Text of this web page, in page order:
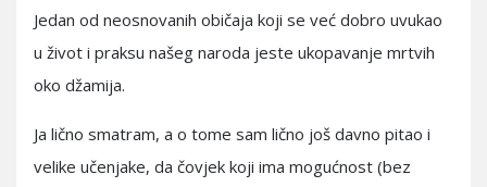
Jedan od neosnovanih običaja koji se već dobro uvukao
u život i praksu našeg naroda jeste ukopavanje mrtvih
oko džamija.
Ja lično smatram, a o tome sam lično još davno pitao i
velike učenjake, da čovjek koji ima mogućnost (bez